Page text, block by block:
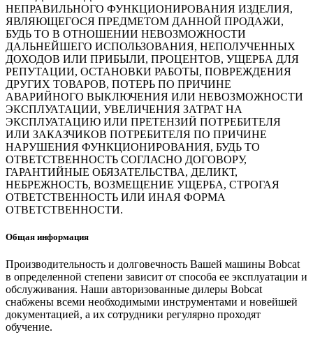
НЕПРАВИЛЬНОГО ФУНКЦИОНИРОВАНИЯ ИЗДЕЛИЯ,
ЯВЛЯЮЩЕГОСЯ ПРЕДМЕТОМ ДАННОЙ ПРОДАЖИ,
БУДЬ ТО В ОТНОШЕНИИ НЕВОЗМОЖНОСТИ
ДАЛЬНЕЙШЕГО ИСПОЛЬЗОВАНИЯ, НЕПОЛУЧЕННЫХ
ДОХОДОВ ИЛИ ПРИБЫЛИ, ПРОЦЕНТОВ, УЩЕРБА ДЛЯ
РЕПУТАЦИИ, ОСТАНОВКИ РАБОТЫ, ПОВРЕЖДЕНИЯ
ДРУГИХ ТОВАРОВ, ПОТЕРЬ ПО ПРИЧИНЕ
АВАРИЙНОГО ВЫКЛЮЧЕНИЯ ИЛИ НЕВОЗМОЖНОСТИ
ЭКСПЛУАТАЦИИ, УВЕЛИЧЕНИЯ ЗАТРАТ НА
ЭКСПЛУАТАЦИЮ ИЛИ ПРЕТЕНЗИЙ ПОТРЕБИТЕЛЯ
ИЛИ ЗАКАЗЧИКОВ ПОТРЕБИТЕЛЯ ПО ПРИЧИНЕ
НАРУШЕНИЯ ФУНКЦИОНИРОВАНИЯ, БУДЬ ТО
ОТВЕТСТВЕННОСТЬ СОГЛАСНО ДОГОВОРУ,
ГАРАНТИЙНЫЕ ОБЯЗАТЕЛЬСТВА, ДЕЛИКТ,
НЕБРЕЖНОСТЬ, ВОЗМЕЩЕНИЕ УЩЕРБА, СТРОГАЯ
ОТВЕТСТВЕННОСТЬ ИЛИ ИНАЯ ФОРМА
ОТВЕТСТВЕННОСТИ.
Общая информация
Производительность и долговечность Вашей машины Bobcat
в определенной степени зависит от способа ее эксплуатации и
обслуживания. Наши авторизованные дилеры Bobcat
снабжены всеми необходимыми инструментами и новейшей
документацией, а их сотрудники регулярно проходят
обучение.